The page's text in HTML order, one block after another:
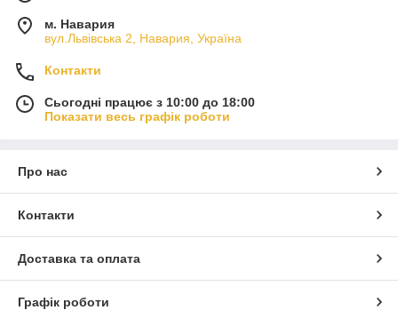
м. Навария
вул.Львівська 2, Навария, Україна
Контакти
Сьогодні працює з 10:00 до 18:00
Показати весь графік роботи
Про нас
Контакти
Доставка та оплата
Графік роботи